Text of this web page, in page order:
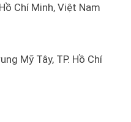
Chí Minh, Việt Nam
Mỹ Tây, TP. Hồ Chí